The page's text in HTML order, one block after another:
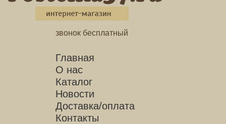
звонок бесплатный
Главная
О нас
Каталог
Новости
Доставка/оплата
Контакты